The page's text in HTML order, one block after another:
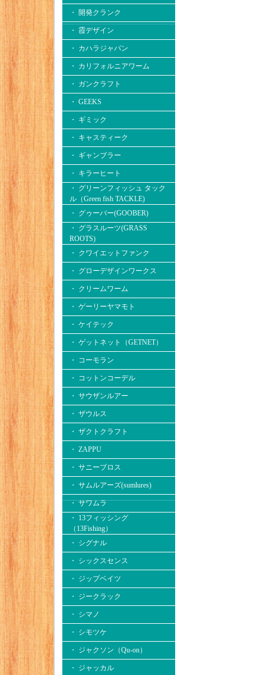
・ 開発クランク
・ 霞デザイン
・ カハラジャパン
・ カリフォルニアワーム
・ ガンクラフト
・ GEEKS
・ ギミック
・ キャスティーク
・ ギャンブラー
・ キラーヒート
・ グリーンフィッシュ タック
ル（Green fish TACKLE)
・ グゥーバー(GOOBER)
・ グラスルーツ(GRASS
ROOTS)
・ クワイエットファンク
・ グローデザインワークス
・ クリームワーム
・ ゲーリーヤマモト
・ ケイテック
・ ゲットネット（GETNET）
・ コーモラン
・ コットンコーデル
・ サウザンルアー
・ ザウルス
・ ザクトクラフト
・ ZAPPU
・ サニーブロス
・ サムルアーズ(sumlures)
・ サワムラ
・ 13フィッシング
（13Fishing）
・ シグナル
・ シックスセンス
・ ジップベイツ
・ ジークラック
・ シマノ
・ シモツケ
・ ジャクソン（Qu-on）
・ ジャッカル